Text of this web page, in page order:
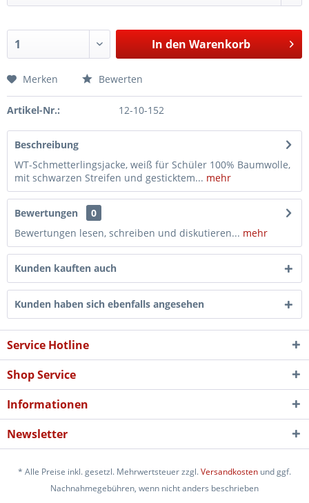
In den Warenkorb
Merken Bewerten
Artikel-Nr.: 12-10-152
Beschreibung
WT-Schmetterlingsjacke, weiß für Schüler 100% Baumwolle,
mit schwarzen Streifen und gesticktem... mehr
Bewertungen
0
Bewertungen lesen, schreiben und diskutieren... mehr
Kunden kauften auch
Kunden haben sich ebenfalls angesehen
Service Hotline
Shop Service
Informationen
Newsletter
* Alle Preise inkl. gesetzl. Mehrwertsteuer zzgl.Versandkosten und ggf.
Nachnahmegebühren, wenn nicht anders beschrieben